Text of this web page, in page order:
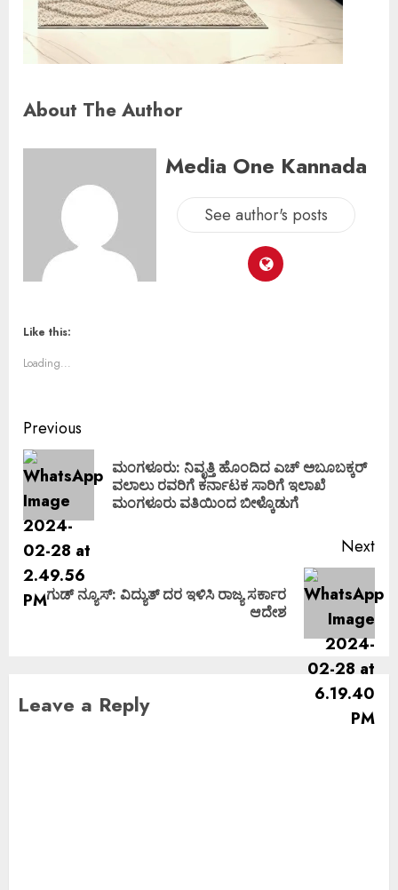
About The Author
Media One Kannada
See author's posts
Like this:
Loading...
Previous
ಮಂಗಳೂರು: ನಿವೃತ್ತಿ ಹೊಂದಿದ ಎಚ್ ಅಬೂಬಕ್ಕರ್
ವಲಾಲು ರವರಿಗೆ ಕರ್ನಾಟಕ ಸಾರಿಗೆ ಇಲಾಖೆ
ಮಂಗಳೂರು ವತಿಯಿಂದ ಬೀಳ್ಕೊಡುಗೆ
Next
ಗುಡ್ ನ್ಯೂಸ್: ವಿದ್ಯುತ್ ದರ ಇಳಿಸಿ ರಾಜ್ಯ ಸರ್ಕಾರ
ಆದೇಶ
Leave a Reply